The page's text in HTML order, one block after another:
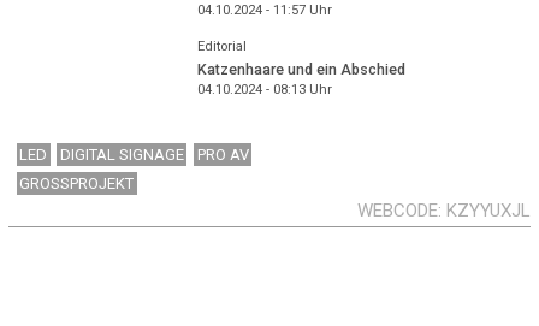
04.10.2024 - 11:57Uhr
Editorial
Katzenhaare und ein Abschied
04.10.2024 - 08:13Uhr
LED DIGITAL SIGNAGE
PRO AV
GROSSPROJEKT
WEBCODE KZYYUXJL